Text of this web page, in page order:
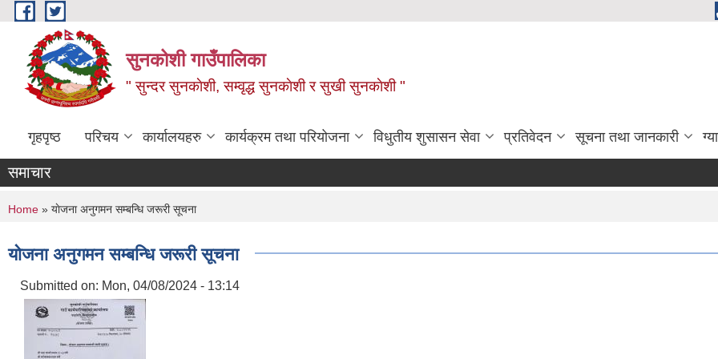
Skip to main content
सुनकोशी गाउँपालिका
" सुन्दर सुनकाेशी, सम्वृद्ध सुनकाेशी र सुखी सुनकाेशी "
गृहपृष्ठ परिचय कार्यालयहरु कार्यक्रम तथा परियोजना विधुतीय शुसासन सेवा प्रतिवेदन सूचना तथा जानकारी
समाचार
You are here
Home » याेजना अनुगमन सम्बन्धि जरूरी सूचना
याेजना अनुगमन सम्बन्धि जरूरी सूचना
Submitted on: Mon, 04/08/2024 - 13:14